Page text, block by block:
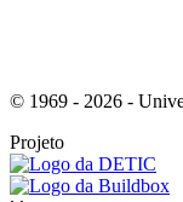
© 1969 - 2026 -
Projeto